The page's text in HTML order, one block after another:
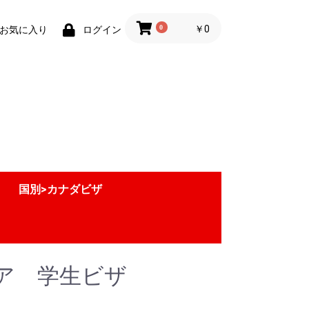
お気に入り ログイン 0 ￥0
国別>カナダビザ
学生ビザ